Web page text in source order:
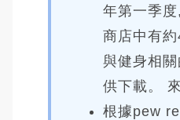
年第一季
商店中有
與健身相
供下載。
根據pew